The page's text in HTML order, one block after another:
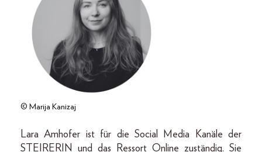
© Marija Kanizaj
Lara Amhofer ist für die Social Media Kanäle der
STEIRERIN und das Ressort Online zuständig. Sie